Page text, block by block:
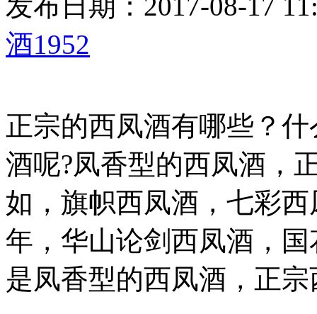
酒1952
正宗的西凤酒有哪些？
酒呢?凤香型的西凤酒，
如，旗帜西凤酒，七彩
年，华山论剑西凤酒，
是凤香型的西凤酒，正